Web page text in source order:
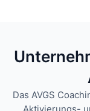
Das AVGS